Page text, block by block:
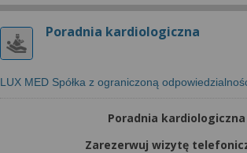
Poradnia kardiologiczna
LUX MED Spółka z ograniczoną
Poradnia kardiologiczna
Zarezerwuj wizytę